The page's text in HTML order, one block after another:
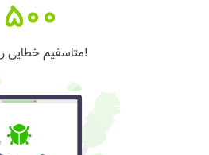
500
متاسفیم خطایی رخ داد!